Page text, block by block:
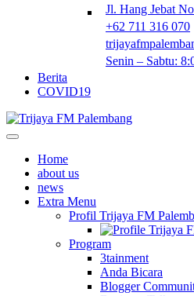
Jl. Hang Jebat
+62 711 316 070
Senin – Sabtu:
Berita
COVID19
Home
about us
news
Extra Menu
Profil Trijaya FM
Program
3tainment
Anda Bicara
Blogger